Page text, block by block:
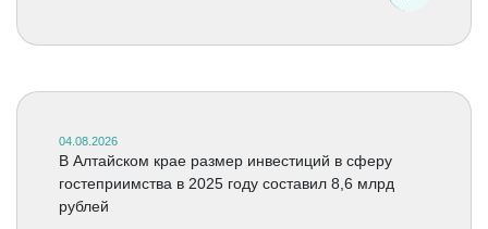
04.08.2026
В Алтайском крае размер инвестиций в сферу
гостеприимства в 2025 году составил 8,6 млрд
рублей